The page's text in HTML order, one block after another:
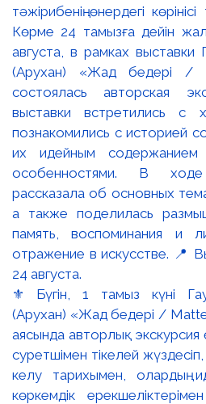
⚜️ Бүгін, 1 тамыз күні
(Арухан) «Жад бедері /
аясында авторлық экскурсия
суретшімен тікелей
келу тарихымен, олардың
көркемдік